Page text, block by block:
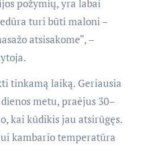
požymių, yra labai
turi būti maloni –
atsisakome“, –
tinkamą laiką. Geriausia
metu, praėjus 30–
kai kūdikis jau atsirūgęs.
kambario temperatūra